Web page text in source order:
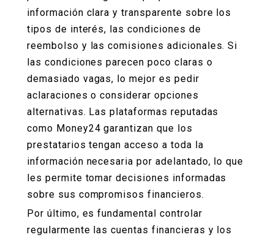
información clara y transparente sobre los
tipos de interés, las condiciones de
reembolso y las comisiones adicionales. Si
las condiciones parecen poco claras o
demasiado vagas, lo mejor es pedir
aclaraciones o considerar opciones
alternativas. Las plataformas reputadas
como Money24 garantizan que los
prestatarios tengan acceso a toda la
información necesaria por adelantado, lo que
les permite tomar decisiones informadas
sobre sus compromisos financieros.
Por último, es fundamental controlar
regularmente las cuentas financieras y los